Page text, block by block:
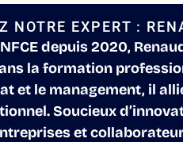
NOTRE EXPERT :
depuis 2020,
la formation
et le management, il
Soucieux
et